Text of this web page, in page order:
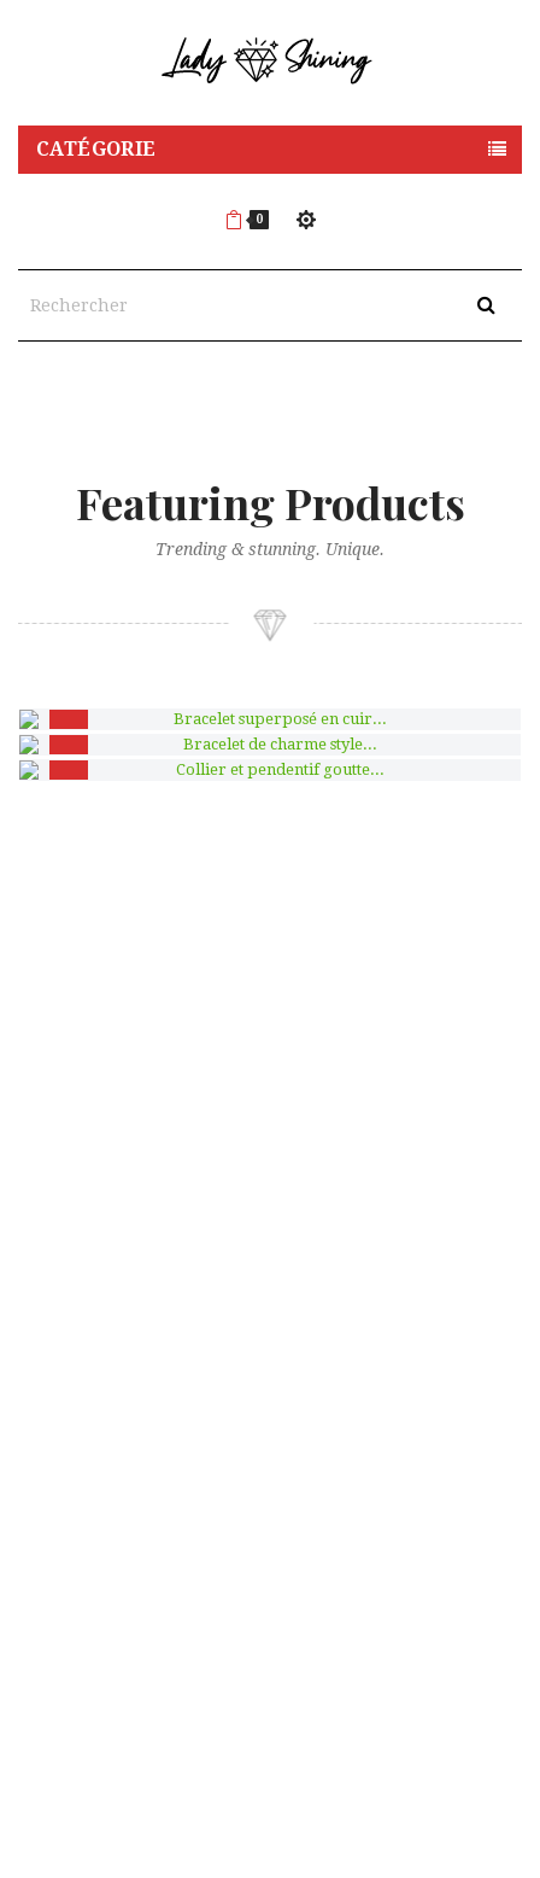
CATÉGORIE
0
Featuring Products
Trending & stunning. Unique.
-50%
-50%